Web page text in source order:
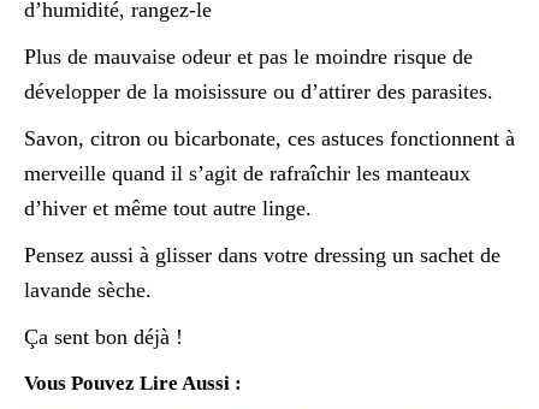
d’humidité, rangez-le
Plus de mauvaise odeur et pas le moindre risque de
développer de la moisissure ou d’attirer des parasites.
Savon, citron ou bicarbonate, ces astuces fonctionnent à
merveille quand il s’agit de rafraîchir les manteaux
d’hiver et même tout autre linge.
Pensez aussi à glisser dans votre dressing un sachet de
lavande sèche.
Ça sent bon déjà !
Vous Pouvez Lire Aussi :